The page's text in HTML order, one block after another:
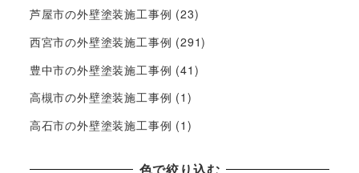
芦屋市の外壁塗装施工事例 (23)
西宮市の外壁塗装施工事例 (291)
豊中市の外壁塗装施工事例 (41)
高槻市の外壁塗装施工事例 (1)
高石市の外壁塗装施工事例 (1)
色で絞り込む